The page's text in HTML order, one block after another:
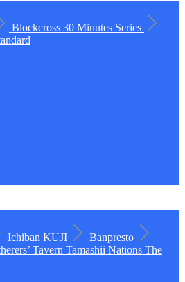
Blockcross 30 Minutes Series
Ichiban KUJI
Banpresto
Tavern Tamashii Nations The